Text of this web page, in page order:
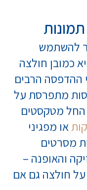
להשתמש
כמובן חולצה
ההדפסה הרבים
מתפרסת על
החל מטקסטים
או מפגיני
מסרטים
והאופנה –
חולצה גם אם